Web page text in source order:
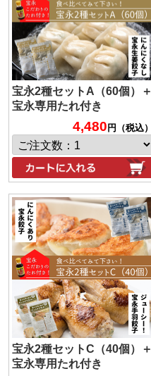
宝永2種セットA（60個）＋
宝永専用たれ付き
4,480円（税込）
宝永2種セットC（40個）＋
宝永専用たれ付き